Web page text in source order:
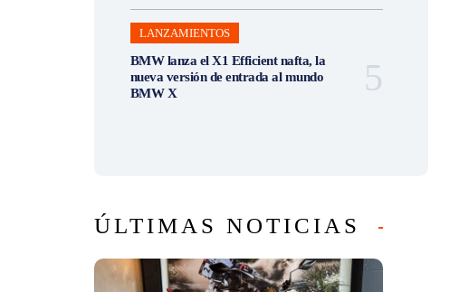
LANZAMIENTOS
BMW lanza el X1 Efficient nafta, la
nueva versión de entrada al mundo
BMW X
ÚLTIMAS NOTICIAS